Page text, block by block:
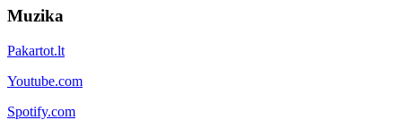
Muzika
Pakartot.lt
Youtube.com
Spotify.com